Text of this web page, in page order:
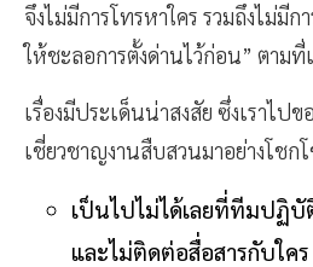
จึงไม่มีการโทรหาใคร รวมถึงไม่มี
ให้ชะลอการตั้งด่านไว้ก่อน” ตามที่
เรื่องมีประเด็นน่าสงสัย ซึ่งเราไป
เชี่ยวชาญงานสืบสวนมาอย่างโชก
เป็นไปไม่ได้เลยที่ทีมปฏิ
และไม่ติดต่อสื่อสารกับใคร